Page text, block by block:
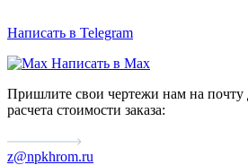
Написать в Telegram
Написать в Max
Пришлите свои чертежи нам на почту
расчета стоимости заказа:
z@npkhrom.ru